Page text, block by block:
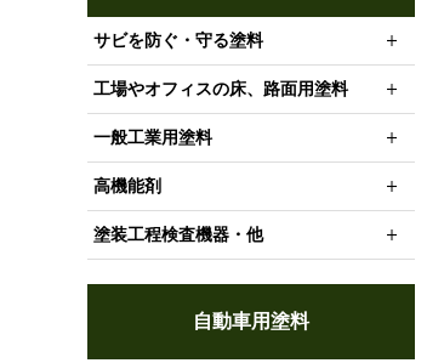
サビを防ぐ・守る塗料
工場やオフィスの床、路面用塗料
一般工業用塗料
高機能剤
塗装工程検査機器・他
自動車用塗料